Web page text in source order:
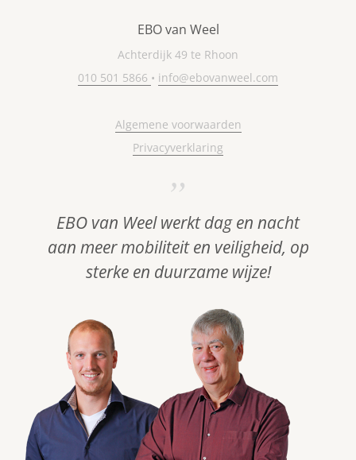
EBO van Weel
Achterdijk 49 te Rhoon
010 501 5866 • info@ebovanweel.com
Algemene voorwaarden
Privacyverklaring
EBO van Weel werkt dag en nacht
aan meer mobiliteit en veiligheid, op
sterke en duurzame wijze!